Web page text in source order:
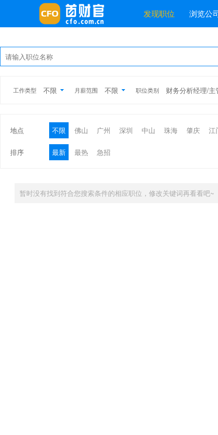
发现职位 浏览公
工作类型 不限 月薪范围 不限 职位类别 财务分析经理/主
地点 不限 佛山 广州 深圳 中山 珠海 肇庆 江
排序 最新 最热 急招
暂时没有找到符合您搜索条件的相应职位，修改关键词再看看吧~